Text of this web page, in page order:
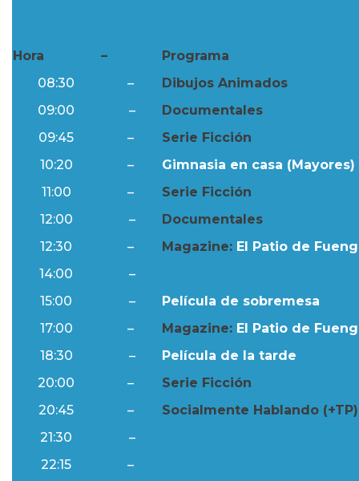
Hora –
Programa
08:30
–
Dibujos Animados
09:00
–
Documentales
09:45
–
Serie Ficción
10:20
–
Gimnasia en casa (Mayores)
11:00
–
Serie Ficción
12:00
–
Documentales
12:30
– Magazine: El Patio de
14:00
–
15:00
–
Película de sobremesa
17:00
– Magazine: El Patio de
18:30
–
Película de la tarde
20:00
–
Serie Ficción
20:45
–
Socialmente Hablando (+TP)
21:30
–
22:15
–